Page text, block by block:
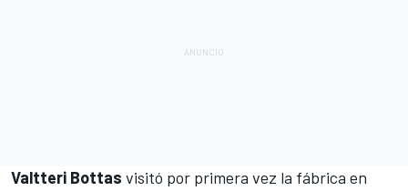
Valtteri Bottas visitó por primera vez la fábrica en